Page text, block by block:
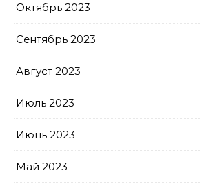
Октябрь 2023
Сентябрь 2023
Август 2023
Июль 2023
Июнь 2023
Май 2023